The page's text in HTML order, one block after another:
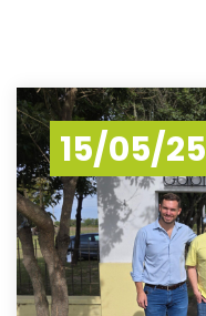
15/05/25